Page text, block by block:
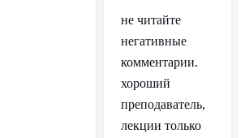
не читайте
негативные
комментарии.
хороший
преподаватель,
лекции только